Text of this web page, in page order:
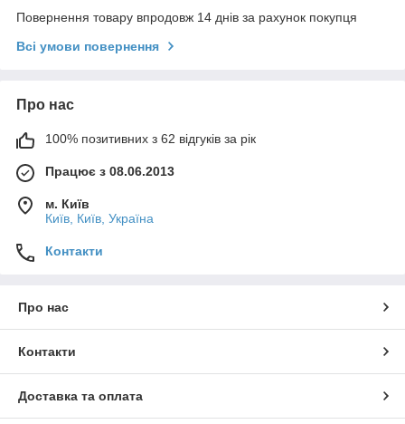
Повернення товару впродовж 14 днів за рахунок покупця
Всі умови повернення
Про нас
100% позитивних з 62 відгуків за рік
Працює з 08.06.2013
м. Київ
Київ, Київ, Україна
Контакти
Про нас
Контакти
Доставка та оплата